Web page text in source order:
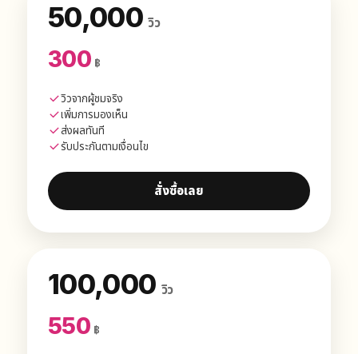
50,000วิว
300 ฿
วิวจากผู้ชมจริง
เพิ่มการมองเห็น
ส่งผลทันที
รับประกันตามเงื่อนไข
สั่งซื้อเลย
100,000 วิว
550 ฿